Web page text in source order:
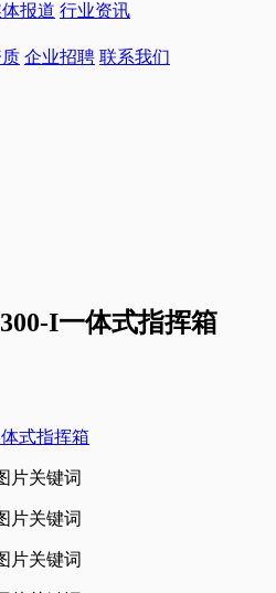
报道 行业资讯
企业招聘 联系我们
I一体式指挥箱